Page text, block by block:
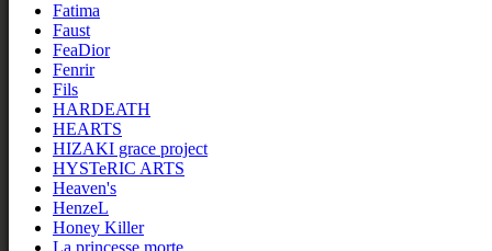
Fatima
Faust
FeaDior
Fenrir
Fils
HARDEATH
HEARTS
HIZAKI grace project
HYSTeRIC ARTS
Heaven's
HenzeL
Honey Killer